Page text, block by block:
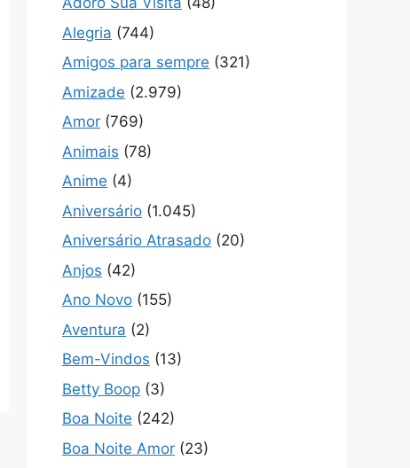
Alegria (744)
Amigos para sempre (321)
Amizade (2.979)
Amor (769)
Animais (78)
Anime (4)
Aniversário (1.045)
Aniversário Atrasado (20)
Anjos (42)
Ano Novo (155)
Aventura (2)
Bem-Vindos (13)
Betty Boop (3)
Boa Noite (242)
Boa Noite Amor (23)